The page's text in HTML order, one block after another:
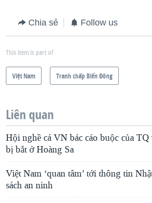
Chia sẻ Follow us
This item is part of
Việt Nam Tranh chấp Biển Đông
Liên quan
Hội nghề cá VN bác cáo buộc của
bị bắt ở Hoàng Sa
Việt Nam ‘quan tâm’ tới thông tin
sách an ninh